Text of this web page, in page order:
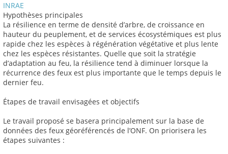
INRAE
Hypothèses principales
La résilience en terme de densité d’arbre, de croissance en
hauteur du peuplement, et de services écosystémiques est plus
rapide chez les espèces à régénération végétative et plus lente
chez les espèces résistantes. Quelle que soit la stratégie
d’adaptation au feu, la résilience tend à diminuer lorsque la
récurrence des feux est plus importante que le temps depuis le
dernier feu.
Étapes de travail envisagées et objectifs
Le travail proposé se basera principalement sur la base de
données des feux géoréférencés de l’ONF. On priorisera les
étapes suivantes :